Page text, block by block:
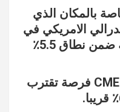
بالمكان الذي
الامريكي في
ذروته سيرتفع بسرعة فائقة ضمن نطاق 5.5٪
بينما تُظهر أداة CME FedWatch فرصة تقترب